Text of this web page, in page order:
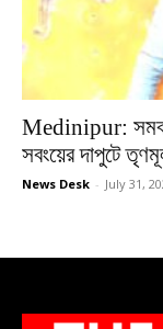
Medinipur:
সবংয়ের দাপুটে
News Desk - July 31,